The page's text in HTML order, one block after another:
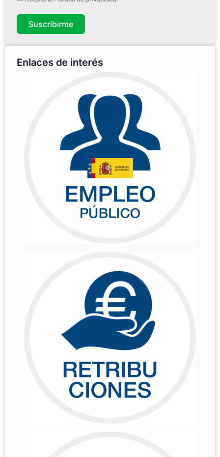
Suscribirme
Enlaces de interés